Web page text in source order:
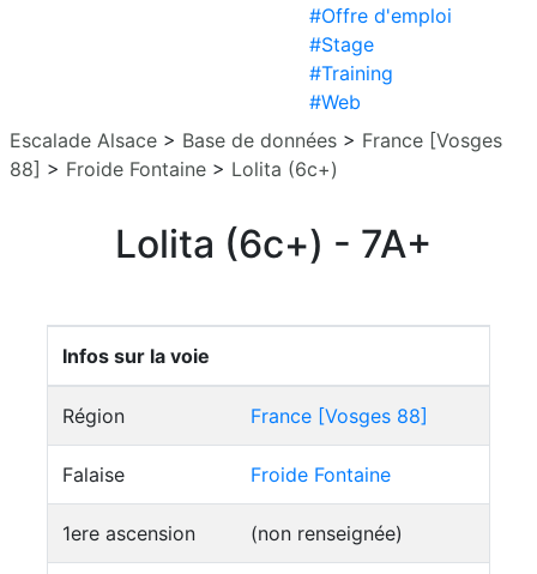
#Offre d'emploi
#Stage
#Training
#Web
Escalade Alsace > Base de données > France [Vosges
88] > Froide Fontaine > Lolita (6c+)
Lolita (6c+) - 7A+
Infos sur la voie
Région France [Vosges 88]
Falaise Froide Fontaine
1ere ascension (non renseignée)